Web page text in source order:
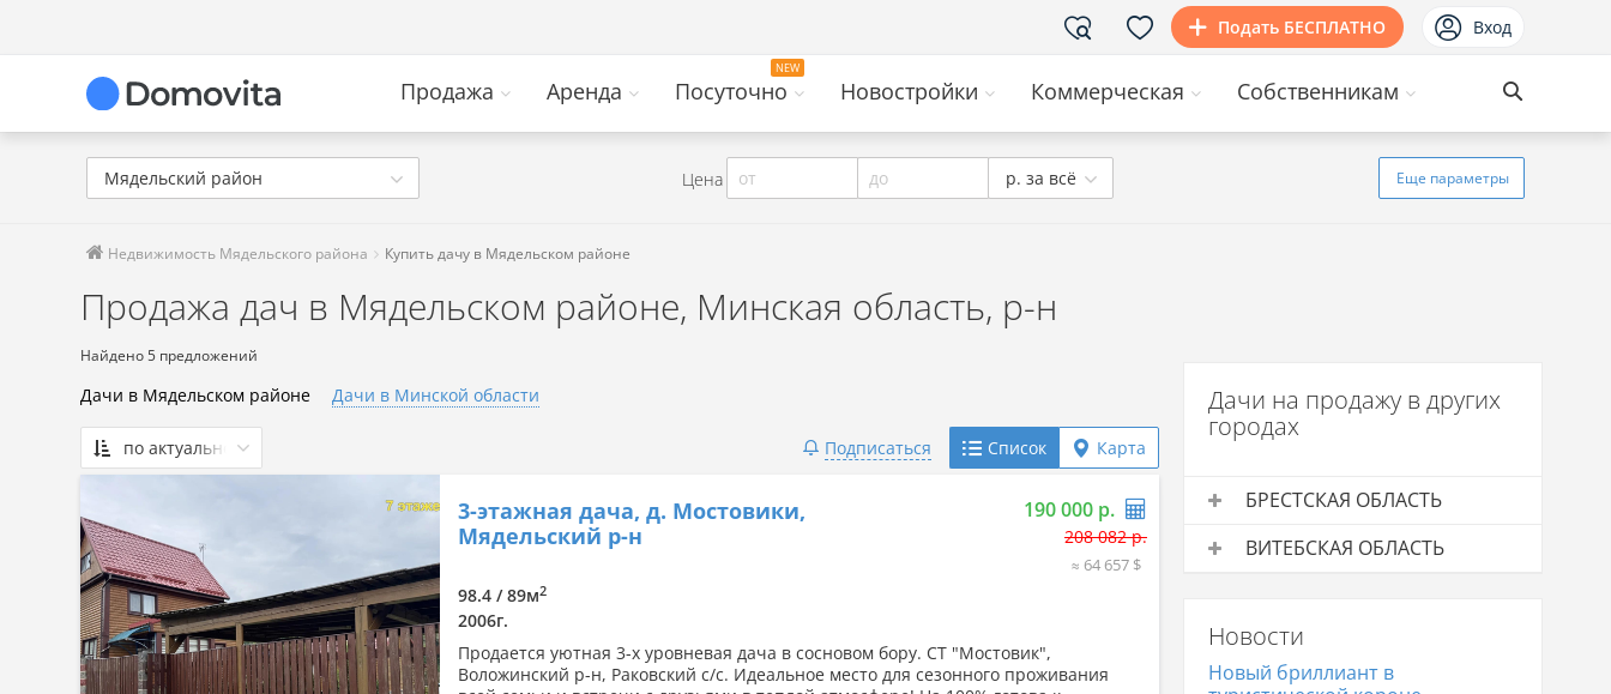
Подать БЕСПЛАТНО Вход
Продажа Аренда Посуточно Новостройки Коммерческая Собственникам
Мядельский район Цена от до р. за всё Еще параметры
Недвижимость Мядельского района Купить дачу в Мядельском районе
Продажа дач в Мядельском районе, Минская область, р-н
Найдено 5 предложений
Дачи в Мядельском районе Дачи в Минской области
по актуальности
По актуальности
Сначала дорогие
По комнатности: большая →
малая
По комнатности: малая →
большая
Подписаться Список Карта
3-этажная дача, д. Мостовики,
Мядельский р-н
190 000 р.
208 082 р.
≈ 64 657 $
98.4 / 89м2
2006г.
Продается уютная 3-х уровневая дача в сосновом бору. СТ "Мостовик",
Воложинский р-н, Раковский с/с. Идеальное место для сезонного проживания
Дачи на продажу в других
городах
БРЕСТСКАЯ ОБЛАСТЬ
ВИТЕБСКАЯ ОБЛАСТЬ
Дачи в Витебске
Новости
Новый бриллиант в